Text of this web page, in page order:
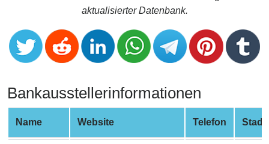
Validator
Credit
Card
Random
Credit
Card
Generator
aktualisierter Datenbank.
Bankausstellerinformationen
Name Website Telefon Stadt